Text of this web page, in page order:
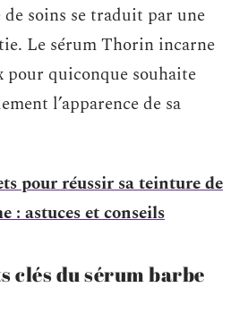
soins se traduit par une
Le sérum Thorin incarne
quiconque souhaite
l’apparence de sa
pour réussir sa teinture de
: astuces et conseils
clés du sérum barbe